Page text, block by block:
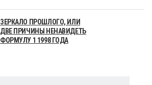
ЗЕРКАЛО ПРОШЛОГО, ИЛИ
ДВЕ ПРИЧИНЫ НЕНАВИДЕТЬ
ФОРМУЛУ 1 1998 ГОДА